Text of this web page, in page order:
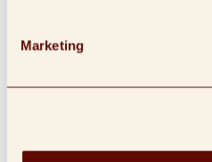
Marketing